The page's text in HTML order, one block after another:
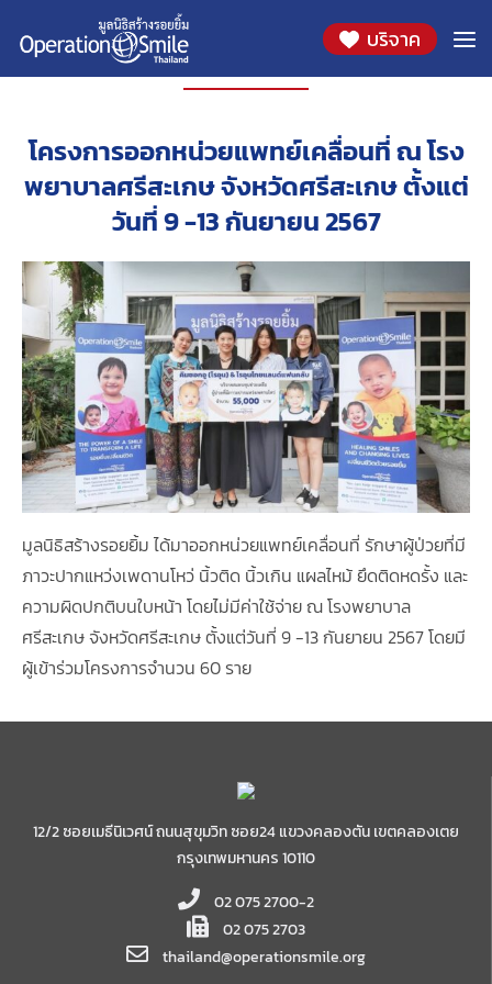
บริจาค
โครงการ
โครงการออกหน่วยแพทย์เคลื่อนที่ ณ โรง
พยาบาลศรีสะเกษ จังหวัดศรีสะเกษ ตั้งแต่
วันที่ 9 -13 กันยายน 2567
มูลนิธิสร้างรอยยิ้ม ได้มาออกหน่วยแพทย์เคลื่อนที่ รักษาผู้ป่วยที่มี
ภาวะปากแหว่งเพดานโหว่ นิ้วติด นิ้วเกิน แผลไหม้ ยึดติดหดรั้ง และ
ความผิดปกติบนใบหน้า โดยไม่มีค่าใช้จ่าย ณ โรงพยาบาล
ศรีสะเกษ จังหวัดศรีสะเกษ ตั้งแต่วันที่ 9 -13 กันยายน 2567 โดยมี
ผู้เข้าร่วมโครงการจำนวน 60 ราย
12/2 ซอยเมธีนิเวศน์ ถนนสุขุมวิท ซอย24 แขวงคลองตัน เขตคลองเตย
กรุงเทพมหานคร 10110
02 075 2700-2
02 075 2703
thailand@operationsmile.org